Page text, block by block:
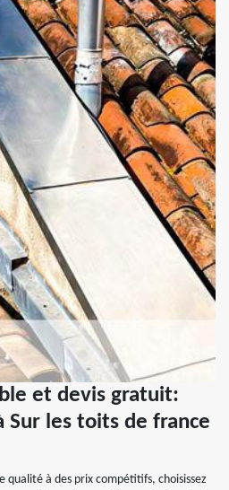
et devis gratuit:
Sur les toits de france
qualité à des prix compétitifs, choisissez